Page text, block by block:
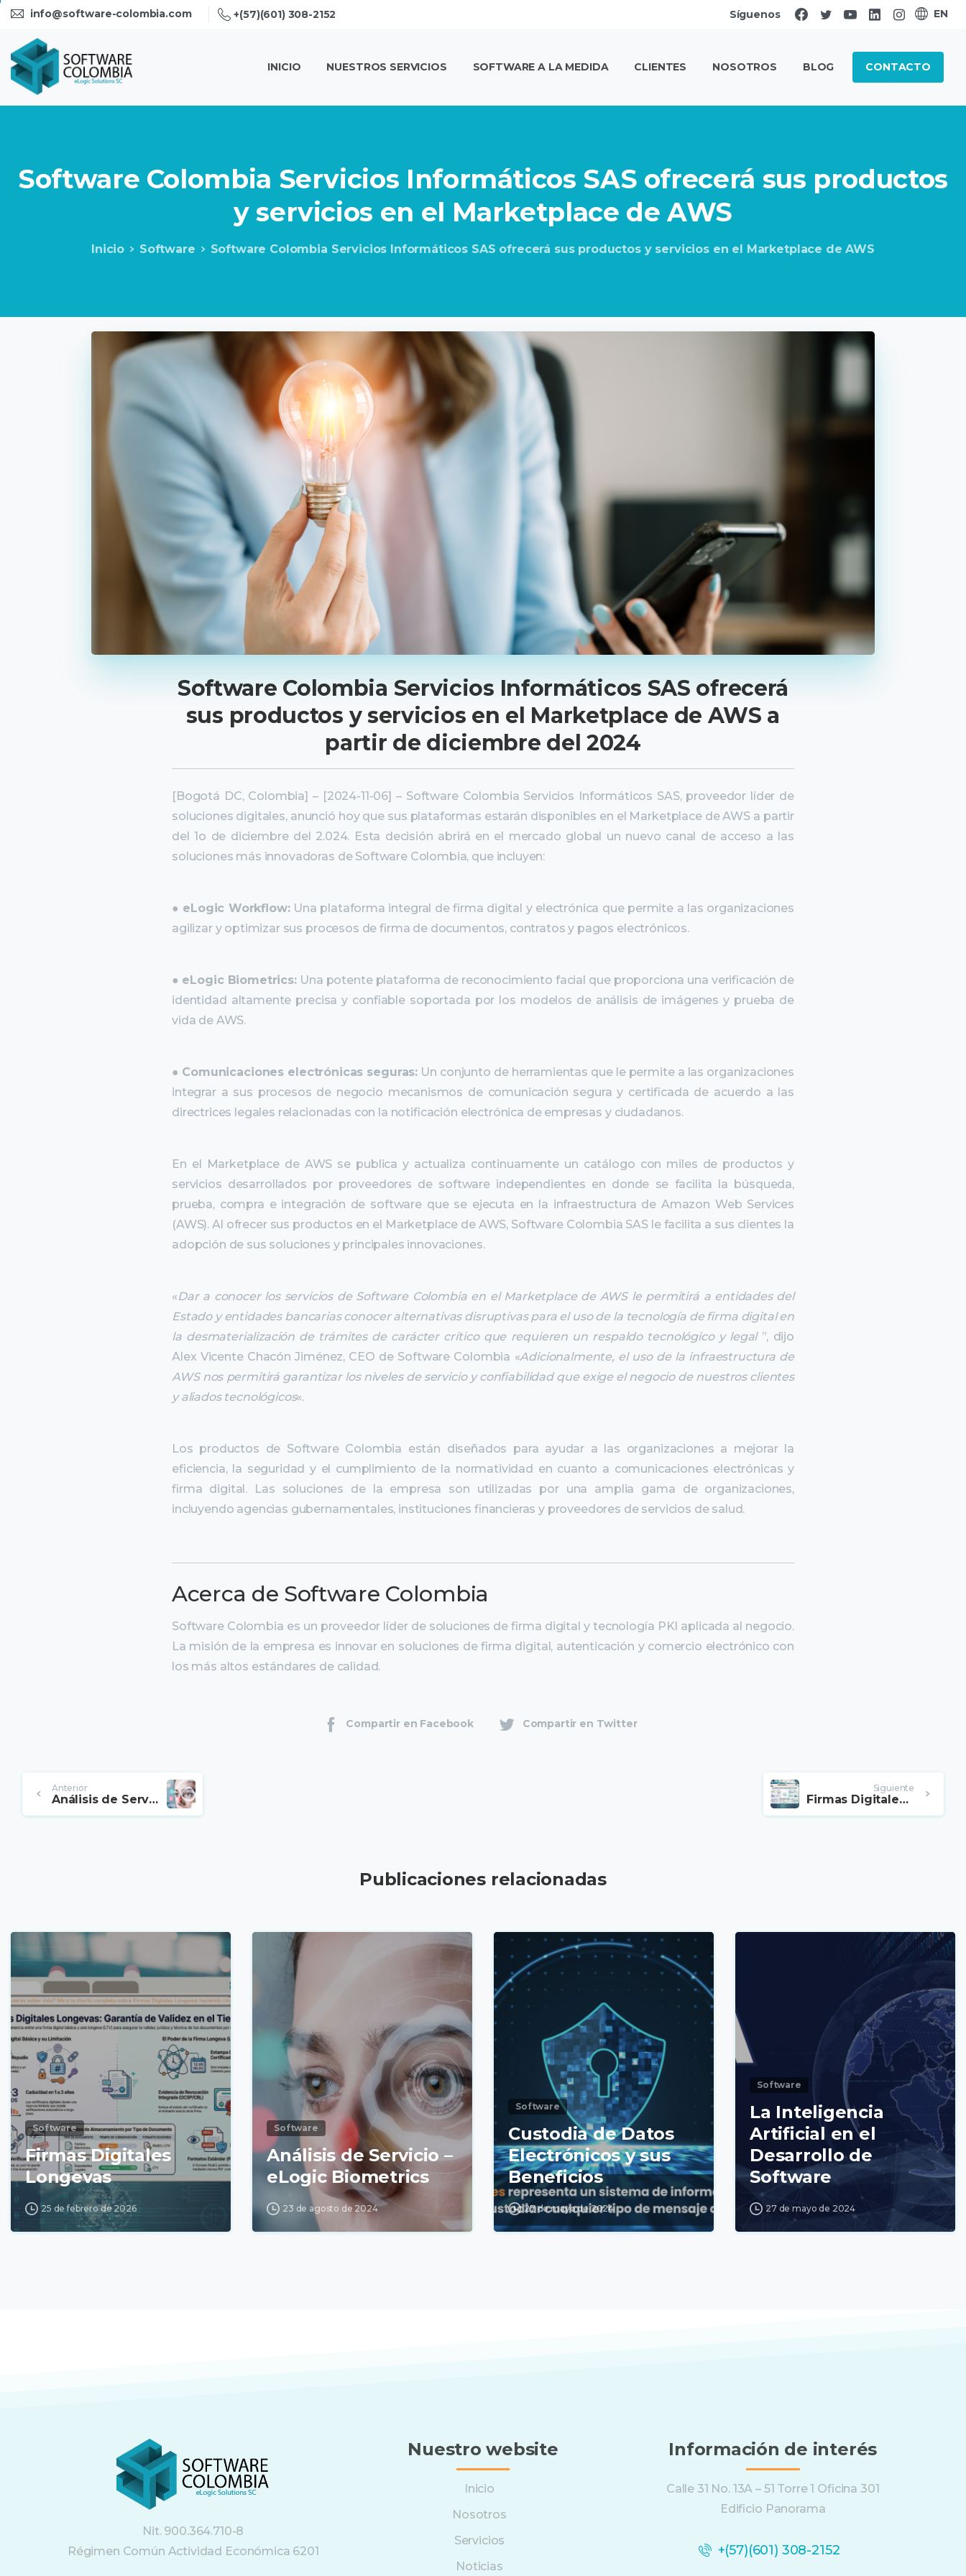
info@software-colombia.com +(57)(601) 308-2152 Síguenos EN
INICIO NUESTROS SERVICIOS SOFTWARE A LA MEDIDA CLIENTES NOSOTROS BLOG CONTACTO
Software Colombia Servicios Informáticos SAS ofrecerá sus productos
y servicios en el Marketplace de AWS
Inicio Software Software Colombia Servicios Informáticos SAS ofrecerá sus productos y servicios en el Marketplace de AWS
Software Colombia Servicios Informáticos SAS ofrecerá
sus productos y servicios en el Marketplace de AWS a
partir de diciembre del 2024
[Bogotá DC, Colombia] – [2024-11-06] – Software Colombia Servicios Informáticos SAS, proveedor líder de
soluciones digitales, anunció hoy que sus plataformas estarán disponibles en el Marketplace de AWS a partir
del 1o de diciembre del 2.024. Esta decisión abrirá en el mercado global un nuevo canal de acceso a las
soluciones más innovadoras de Software Colombia, que incluyen:
● eLogic Workflow:Una plataforma integral de firma digital y electrónica que permite a las organizaciones
agilizar y optimizar sus procesos de firma de documentos, contratos y pagos electrónicos.
● eLogic Biometrics:Una potente plataforma de reconocimiento facial que proporciona una verificación de
identidad altamente precisa y confiable soportada por los modelos de análisis de imágenes y prueba de
vida de AWS.
● Comunicaciones electrónicas seguras: Un conjunto de herramientas que le permite a las organizaciones
integrar a sus procesos de negocio mecanismos de comunicación segura y certificada de acuerdo a las
directrices legales relacionadas con la notificación electrónica de empresas y ciudadanos.
En el Marketplace de AWS se publica y actualiza continuamente un catálogo con miles de productos y
servicios desarrollados por proveedores de software independientes en donde se facilita la
búsqueda,
prueba, compra e integración de software que se ejecuta en la infraestructura de Amazon Web Services
(AWS). Al ofrecer sus productos en el Marketplace de AWS, Software Colombia SAS le facilita a sus clientes la
adopción de sus soluciones y principales innovaciones.
«Dar a conocer los servicios de Software Colombia en el Marketplace de AWS le permitirá a entidades del
Estado y entidades bancarias conocer alternativas disruptivas para el uso de la tecnología de firma digital en
la desmaterialización de trámites de carácter crítico que requieren un respaldo tecnológico y legal”, dijo
Alex Vicente Chacón Jiménez, CEO de Software Colombia «Adicionalmente, el uso de la infraestructura de
AWS nos permitirá garantizar los niveles de servicio y confiabilidad que exige el negocio de nuestros clientes
y aliados tecnológicos«.
Los productos de Software Colombia están diseñados para ayudar a las organizaciones a mejorar la
eficiencia, la seguridad y el cumplimiento de la normatividad en cuanto a comunicaciones electrónicas y
firma digital. Las soluciones de la empresa son utilizadas por una amplia gama de organizaciones,
incluyendo agencias gubernamentales, instituciones financieras y proveedores de servicios de salud.
Acerca de Software Colombia
Software Colombia es un proveedor líder de soluciones de firma digital y tecnología PKI aplicada al negocio.
La misión de la empresa es innovar en soluciones de firma digital, autenticación y comercio electrónico con
los más altos estándares de calidad.
Compartir en Facebook Compartir en Twitter
Continuar
leyendo
Anterior
Análisis de Servicio – eLogic Biometrics
Siguiente
Firmas Digitales Longevas
Publicaciones relacionadas
Software
Firmas Digitales
Longevas
25 de febrero de 2026
Software
Análisis de Servicio –
eLogic Biometrics
23 de agosto de 2024
Software
Custodia de Datos
Electrónicos y sus
Beneficios
27 de mayo de 2024
Software
La Inteligencia
Artificial en el
Desarrollo de
Software
27 de mayo de 2024
Nit. 900.364.710-8
Régimen Común Actividad Económica 6201
Nuestro website
Inicio
Nosotros
Servicios
Noticias
Información de interés
Calle 31 No. 13A – 51 Torre 1 Oficina 301
Edificio Panorama
+(57)(601) 308-2152